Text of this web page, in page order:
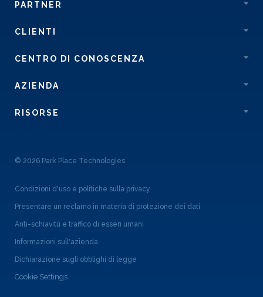
PARTNER
CLIENTI
CENTRO DI CONOSCENZA
AZIENDA
RISORSE
© 2026 Park Place Technologies
Condizioni d'uso e politiche sulla privacy
Presentare un reclamo in materia di protezione dei dati
Anti-schiavitù e traffico di esseri umani
Informazioni sull'azienda
Dichiarazione sugli obblighi di legge
Cookie Settings